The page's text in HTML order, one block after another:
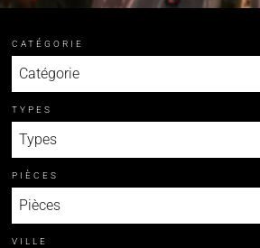
CATÉGORIE
Catégorie
TYPES
Types
PIÈCES
Pièces
VILLE